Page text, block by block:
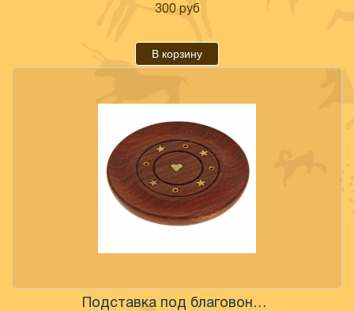
300 руб
В корзину
Подставка под благовония "Сердце" дерево